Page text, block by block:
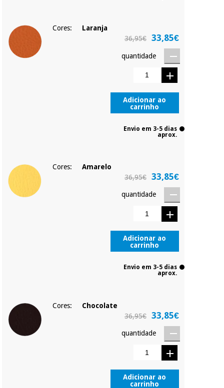
Cores:
Laranja
36,95€
33,85€
quantidade
Adicionar ao
carrinho
Envio em 3-5 dias
aprox.
Cores:
Amarelo
36,95€
33,85€
quantidade
Adicionar ao
carrinho
Envio em 3-5 dias
aprox.
Cores:
Chocolate
36,95€
33,85€
quantidade
Adicionar ao
carrinho